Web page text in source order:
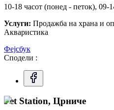
10-18 часот (понед - петок), 09-
Услуги: Продажба на храна и
Акваристика
Фејсбук
Сподели :
Pet Station, Црниче